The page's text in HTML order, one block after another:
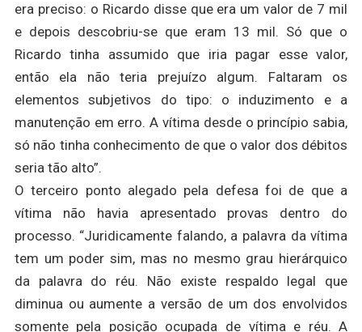
era preciso: o Ricardo disse que era um valor de 7 mil
e depois descobriu-se que eram 13 mil. Só que o
Ricardo tinha assumido que iria pagar esse valor,
então ela não teria prejuízo algum. Faltaram os
elementos subjetivos do tipo: o induzimento e a
manutenção em erro. A vítima desde o princípio sabia,
só não tinha conhecimento de que o valor dos débitos
seria tão alto”.
O terceiro ponto alegado pela defesa foi de que a
vítima não havia apresentado provas dentro do
processo. “Juridicamente falando, a palavra da vítima
tem um poder sim, mas no mesmo grau hierárquico
da palavra do réu. Não existe respaldo legal que
diminua ou aumente a versão de um dos envolvidos
somente pela posição ocupada de vítima e réu. A